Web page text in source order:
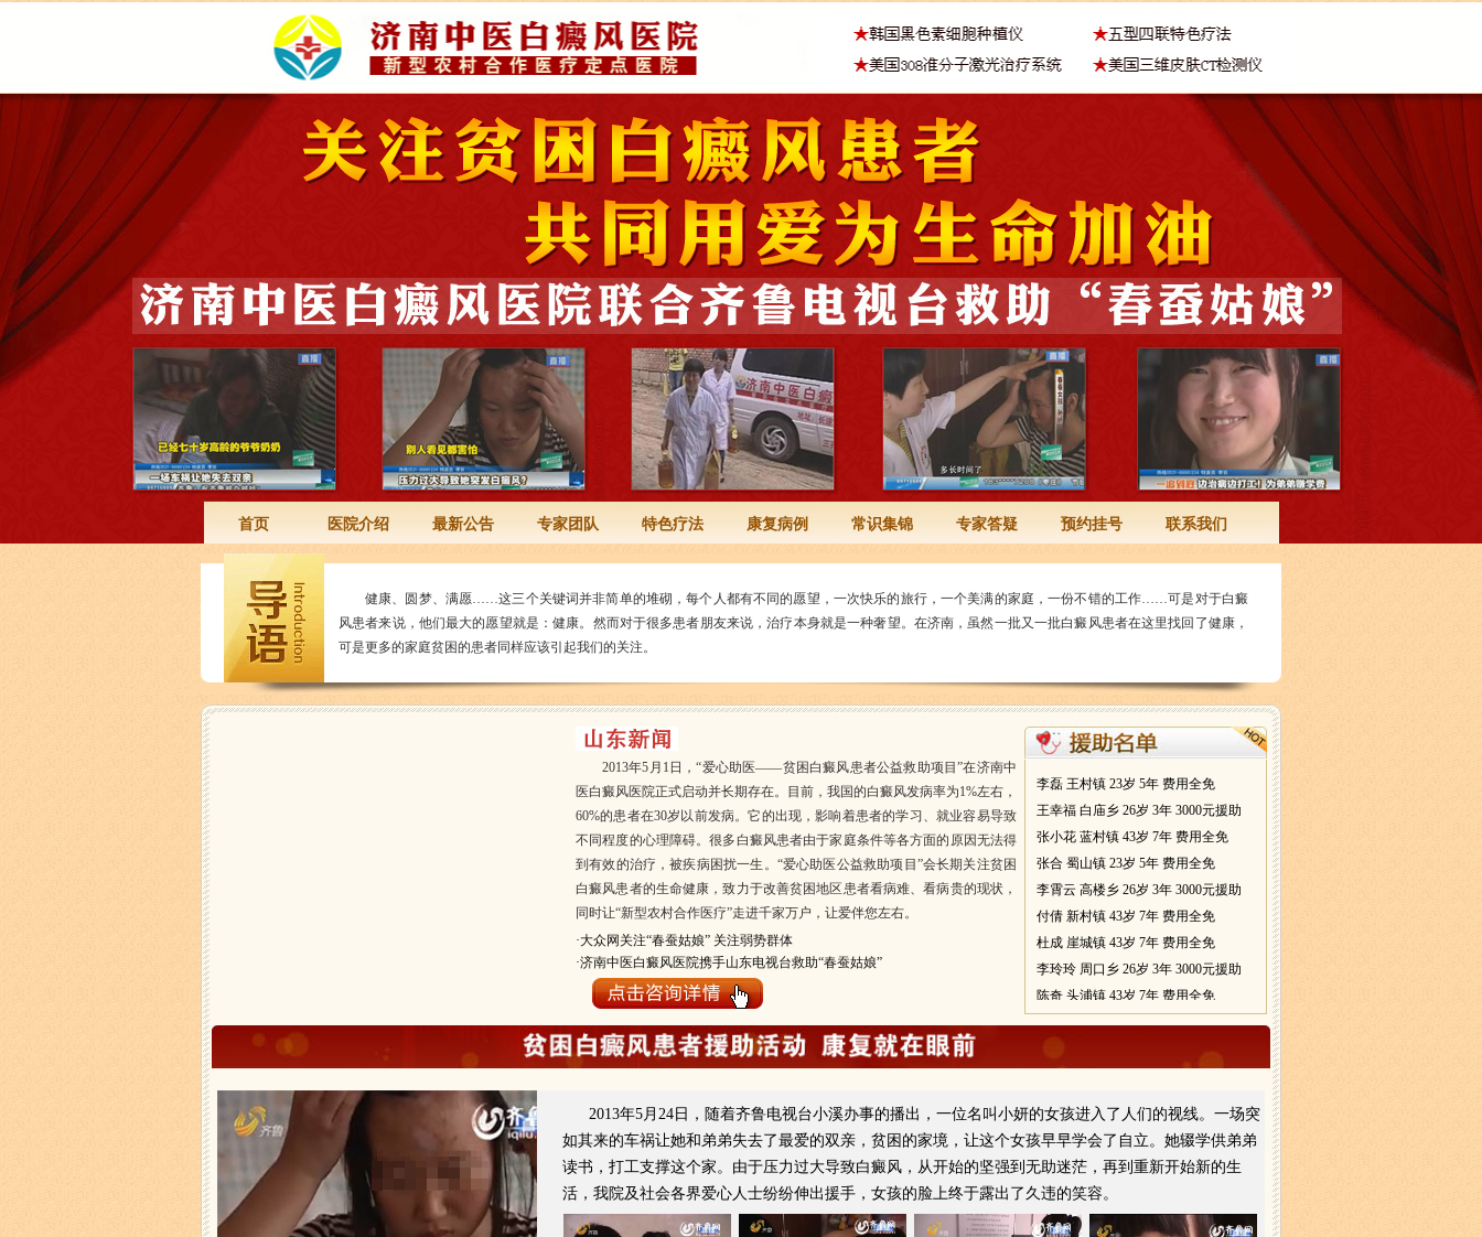
首页 医院介绍 最新公告 专家团队 特色疗法 康复病例 常识集锦 专家答疑 预约挂号 联系我们
健康、圆梦、满愿……这三个关键词并非简单的堆砌，每个人都有不同的愿望，一次快乐的旅行，一个美满的家庭，一份不错的工作……可是对于白癜
风患者来说，他们最大的愿望就是：健康。然而对于很多患者朋友来说，治疗本身就是一种奢望。在济南，虽然一批又一批白癜风患者在这里找回了健康，
可是更多的家庭贫困的患者同样应该引起我们的关注。
2013年5月1日，“爱心助医——贫困白癜风患者公益救助项目”在济南中
医白癜风医院正式启动并长期存在。目前，我国的白癜风发病率为1%左右，
60%的患者在30岁以前发病。它的出现，影响着患者的学习、就业容易导致
不同程度的心理障碍。很多白癜风患者由于家庭条件等各方面的原因无法得
到有效的治疗，被疾病困扰一生。“爱心助医公益救助项目”会长期关注贫困
白癜风患者的生命健康，致力于改善贫困地区患者看病难、看病贵的现状，
同时让“新型农村合作医疗”走进千家万户，让爱伴您左右。
·大众网关注“春蚕姑娘” 关注弱势群体
·济南中医白癜风医院携手山东电视台救助“春蚕姑娘”
李磊 王村镇 23岁 5年 费用全免
王幸福 白庙乡 26岁 3年 3000元援助
张小花 蓝村镇 43岁 7年 费用全免
张合 蜀山镇 23岁 5年 费用全免
李霄云 高楼乡 26岁 3年 3000元援助
付倩 新村镇 43岁 7年 费用全免
杜成 崖城镇 43岁 7年 费用全免
李玲玲 周口乡 26岁 3年 3000元援助
陈奇 头浦镇 43岁 7年 费用全免
张兰兰 小圩镇 43岁 7年 费用全免
2013年5月24日，随着齐鲁电视台小溪办事的播出，一位名叫小妍的女孩进入了人们的视线。一场突
如其来的车祸让她和弟弟失去了最爱的双亲，贫困的家境，让这个女孩早早学会了自立。她辍学供弟弟
读书，打工支撑这个家。由于压力过大导致白癜风，从开始的坚强到无助迷茫，再到重新开始新的生
活，我院及社会各界爱心人士纷纷伸出援手，女孩的脸上终于露出了久违的笑容。